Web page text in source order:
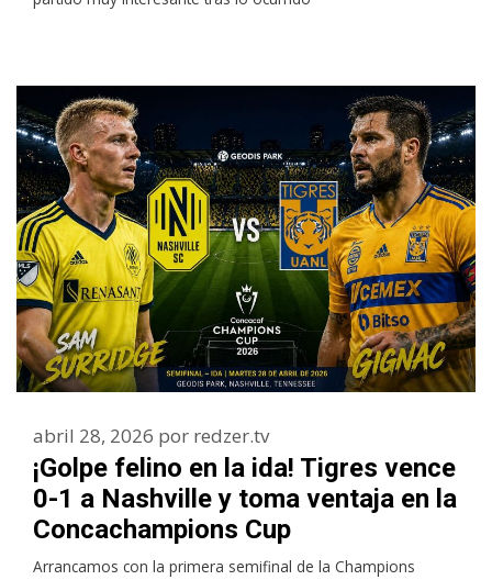
¡Golpe felino en la ida! Tigres vence
0-1 a Nashville y toma ventaja en la
Concachampions Cup
abril 28, 2026 por redzer.tv
Arrancamos con la primera semifinal de la Champions